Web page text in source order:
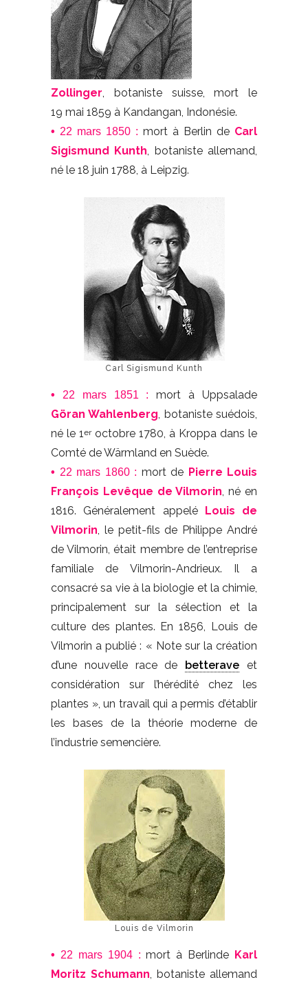
Zollinger , botaniste suisse, mort le
19 mai 1859 à Kandangan, Indonésie.
• 22 mars 1850 : mort à Berlin de Carl
Sigismund Kunth , botaniste allemand,
né le 18 juin 1788, à Leipzig.
Carl Sigismund Kunth
• 22 mars 1851 :
mort à Uppsalade
Göran Wahlenberg , botaniste suédois,
né le 1 eroctobre 1780, à Kroppa dans le
Comté de Wärmland en Suède.
• 22 mars 1860 : mort de Pierre Louis
François Levêque de Vilmorin , né en
1816. Généralement appelé Louis de
Vilmorin , le petit-fils de Philippe André
de Vilmorin, était membre de l’entreprise
familiale de Vilmorin-Andrieux. Il a
consacré sa vie à la biologie et la chimie,
principalement sur la sélection et la
culture des plantes. En 1856, Louis de
Vilmorin a publié : « Note sur la création
d’une nouvelle race de betterave et
considération sur l’hérédité chez les
plantes », un travail qui a permis d’établir
les bases de la théorie moderne de
l’industrie semencière.
Louis de Vilmorin
• 22 mars 1904 : mort à Berlinde Karl
Moritz Schumann , botaniste allemand